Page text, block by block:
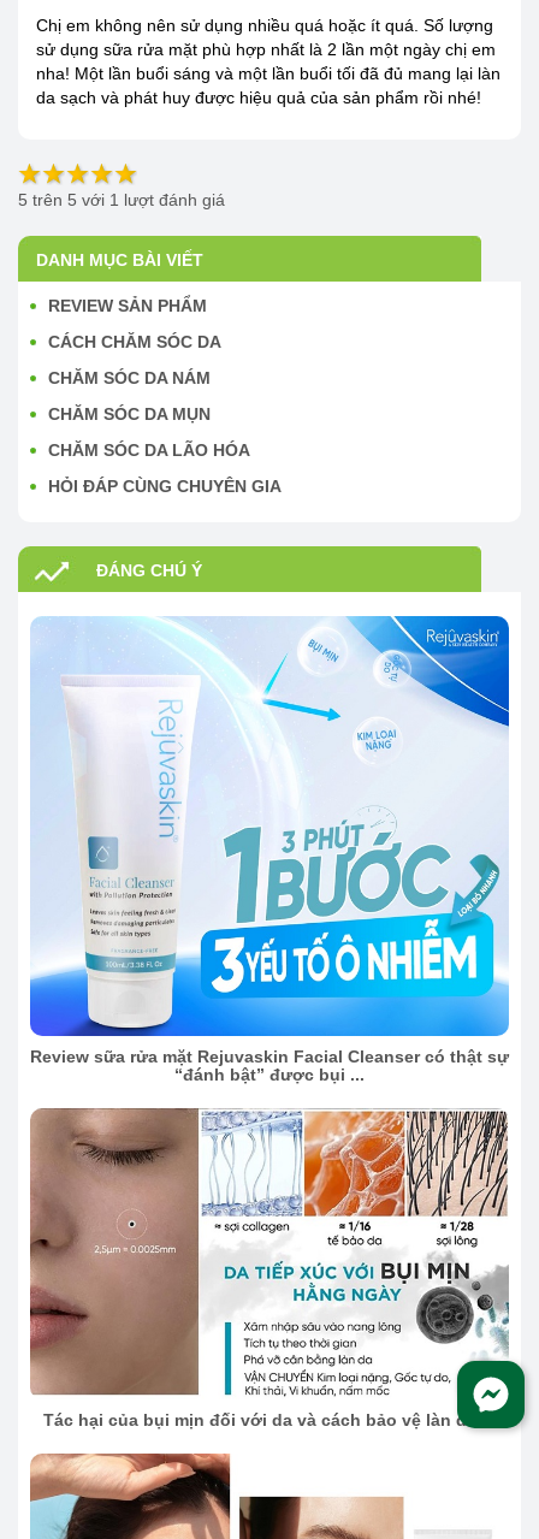
Chị em không nên sử dụng nhiều quá hoặc ít quá. Số lượng
sử dụng sữa rửa mặt phù hợp nhất là 2 lần một ngày chị em
nha! Một lần buổi sáng và một lần buổi tối đã đủ mang lại làn
da sạch và phát huy được hiệu quả của sản phẩm rồi nhé!
5 trên 5 với 1 lượt đánh giá
DANH MỤC BÀI VIẾT
REVIEW SẢN PHẨM
CÁCH CHĂM SÓC DA
CHĂM SÓC DA NÁM
CHĂM SÓC DA MỤN
CHĂM SÓC DA LÃO HÓA
HỎI ĐÁP CÙNG CHUYÊN GIA
ĐÁNG CHÚ Ý
Review sữa rửa mặt Rejuvaskin Facial Cleanser có thật sự
“đánh bật” được bụi ...
Tác hại của bụi mịn đối với da và cách bảo vệ làn da ...